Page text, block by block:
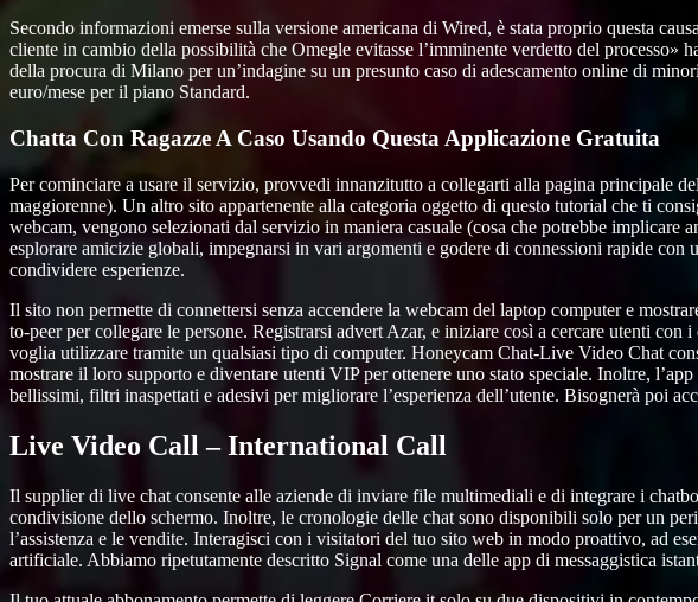
Secondo informazioni emerse sulla versione americana di Wired, è stata proprio questa
cliente in cambio della possibilità che Omegle evitasse l’imminente verdetto del
della procura di Milano per un’indagine su un presunto caso di adescamento online di
euro/mese per il piano Standard.
Chatta Con Ragazze A Caso Usando Questa Applicazione Gratuita
Per cominciare a usare il servizio, provvedi innanzitutto a collegarti alla pagina principale
maggiorenne). Un altro sito appartenente alla categoria oggetto di questo tutorial che ti
webcam, vengono selezionati dal servizio in maniera casuale (cosa che potrebbe
esplorare amicizie globali, impegnarsi in vari argomenti e godere di connessioni rapide
condividere esperienze.
Il sito non permette di connettersi senza accendere la webcam del laptop computer e
to-peer per collegare le persone. Registrarsi advert Azar, e iniziare così a cercare utenti
voglia utilizzare tramite un qualsiasi tipo di computer. Honeycam Chat-Live Video Chat
mostrare il loro supporto e diventare utenti VIP per ottenere uno stato speciale. Inoltre,
bellissimi, filtri inaspettati e adesivi per migliorare l’esperienza dell’utente. Bisognerà poi
Live Video Call – International Call
Il supplier di live chat consente alle aziende di inviare file multimediali e di integrare i
condivisione dello schermo. Inoltre, le cronologie delle chat sono disponibili solo per un
l’assistenza e le vendite. Interagisci con i visitatori del tuo sito web in modo proattivo, ad
artificiale. Abbiamo ripetutamente descritto Signal come una delle app di messaggistica